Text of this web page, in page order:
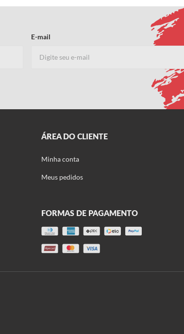
E-mail
ÁREA DO CLIENTE
Minha conta
Meus pedidos
FORMAS DE PAGAMENTO